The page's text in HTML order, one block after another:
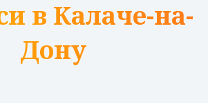
в Калаче-на-
Дону